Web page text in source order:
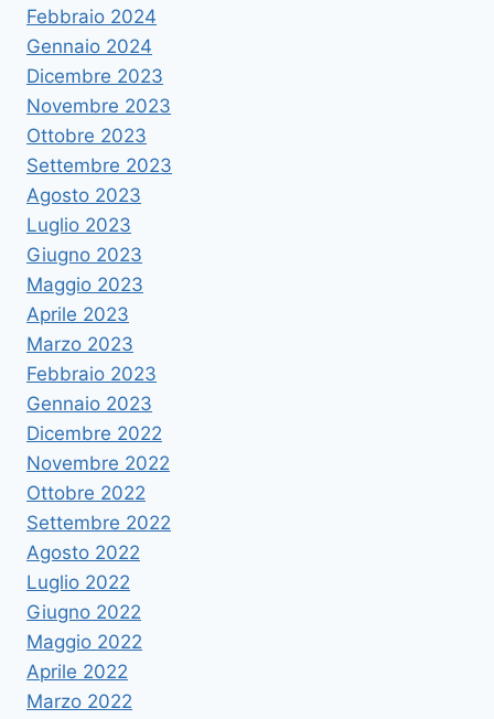
Febbraio 2024
Gennaio 2024
Dicembre 2023
Novembre 2023
Ottobre 2023
Settembre 2023
Agosto 2023
Luglio 2023
Giugno 2023
Maggio 2023
Aprile 2023
Marzo 2023
Febbraio 2023
Gennaio 2023
Dicembre 2022
Novembre 2022
Ottobre 2022
Settembre 2022
Agosto 2022
Luglio 2022
Giugno 2022
Maggio 2022
Aprile 2022
Marzo 2022